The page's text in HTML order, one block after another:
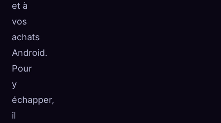
et à
vos
achats
Android.
Pour
y
échapper,
il